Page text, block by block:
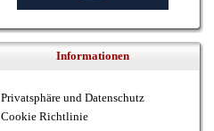
Informationen
Privatsphäre und Datenschutz
Cookie Richtlinie